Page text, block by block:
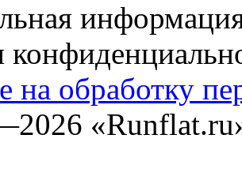
на обработку